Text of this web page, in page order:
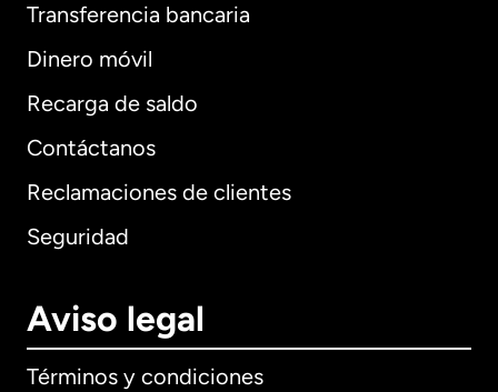
Transferencia bancaria
Dinero móvil
Recarga de saldo
Contáctanos
Reclamaciones de clientes
Seguridad
Aviso legal
Términos y condiciones